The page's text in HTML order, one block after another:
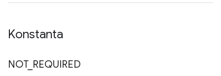
Konstanta
NOT_ REQUIRED